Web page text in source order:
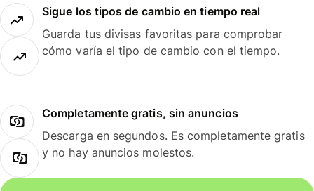
Sigue los tipos de cambio en tiempo real
Guarda tus divisas favoritas para comprobar
cómo varía el tipo de cambio con el tiempo.
Completamente gratis, sin anuncios
Descarga en segundos. Es completamente gratis
y no hay anuncios molestos.